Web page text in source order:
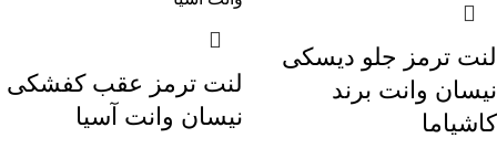
لنت ترمز جلو دیسکی
نیسان وانت برند
کاشیاما
لنت ترمز عقب کفشکی
نیسان وانت آسیا